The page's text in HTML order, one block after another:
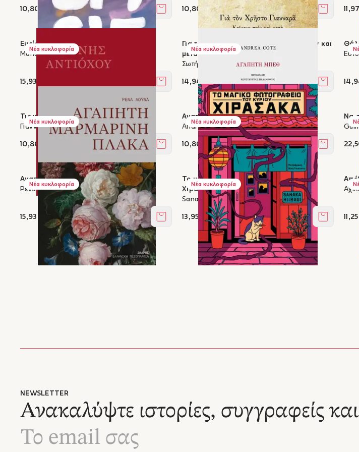
10,80 € Στο καλάθι
10,80 € Στο καλάθι
Νέα κυκλοφορία
Εμείς
Manuel Vilas
15,93 € Στο καλάθι
Νέα κυκλοφορία
Για τον Χρήστο Γιανναρά - Κείμενα πριν και
μετά την εκδημία του
Σωτήρης Γουνελάς
14,94 € Στο
Νέα κυκλοφορία
Τις νύχτες ονειρεύομαι συντέλειες
Γιάννης Αντιόχου
10,80 € Στο καλάθι
Νέα κυκλοφορία
Αγαπητή Μπεθ
Andrea Cote
10,80 € Στο
Να
Νέα κυκλοφορία
Αγαπητή μαρμάρινη πλάκα
Ρένα Λούνα
15,93 € Στο καλάθι
Νέα κυκλοφορία
Το μαγικό φωτογραφείο του κυρίου
Χιρασάκα
Sanaka Hiiragi
13,95 € Στο καλάθι
NEWSLETTER
Ανακαλύψτε ιστορίες, συγγραφείς